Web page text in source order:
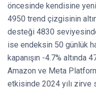
öncesinde kendisine
4950 trend çizgisinin
desteği 4830
ise endeksin 50 günlük
kapanışın -4.7% altında
Amazon ve Meta
etkisinde 2024 yılı zirve